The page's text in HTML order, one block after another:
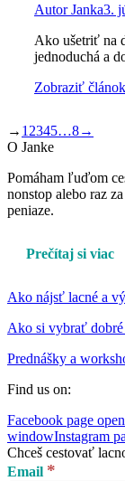
AutorJanka3.
Ako ušetriť na
jednoduchá a
Zobraziť článok
→ 1 2345…8→
O Janke
Pomáham ľuďom
nonstop alebo raz
peniaze.
Prečítaj si viac
Ako nájsť lacné a
Ako si vybrať dobré
Prednášky a
Find us on:
Facebook page
windowInstagram
Chceš cestovať
Email *